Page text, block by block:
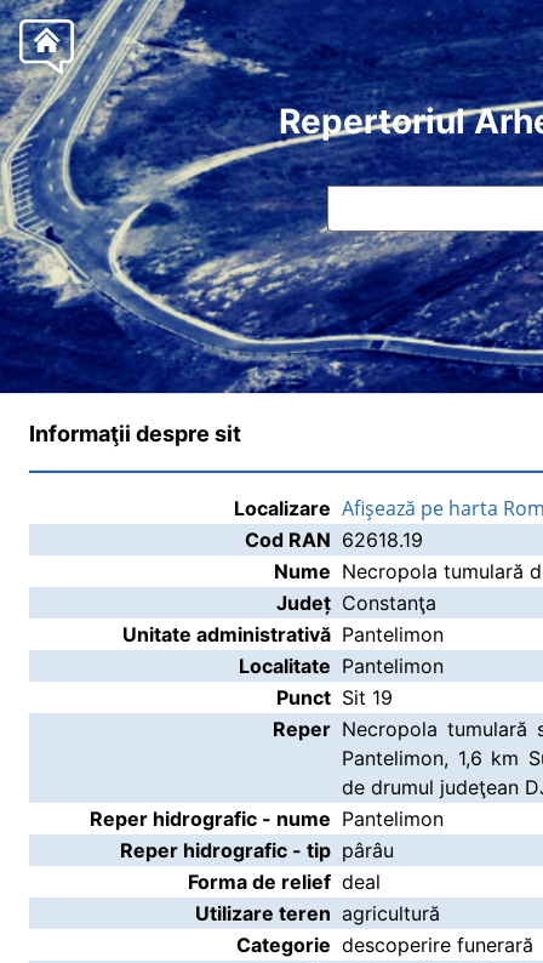
Repertoriul
Informaţii despre sit
Localizare Afişează pe harta
Cod RAN 62618.19
Nume Necropola tumulară
Județ Constanţa
Unitate administrativă Pantelimon
Localitate Pantelimon
Punct Sit 19
Reper Necropola
Pantelimon, 1,6 km
de drumul judeţean
Reper hidrografic - nume Pantelimon
Reper hidrografic - tip pârâu
Forma de relief deal
Utilizare teren agricultură
Categorie descoperire funerară